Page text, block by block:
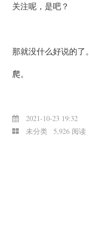
关注呢，是吧？
那就没什么好说的了。
爬。
2021-10-23 19:32
未分类
5,926 阅读